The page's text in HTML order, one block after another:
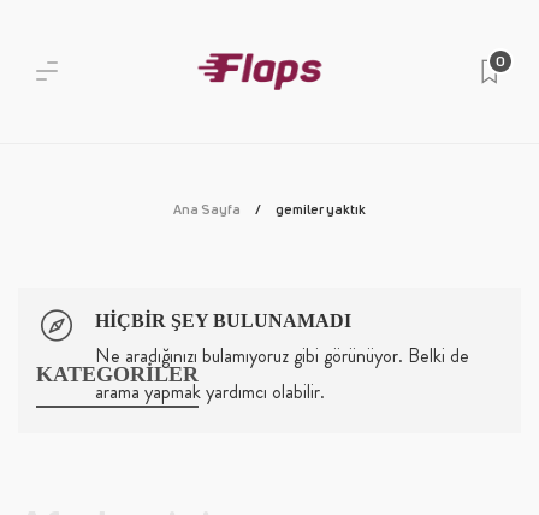
0
Ana Sayfa gemiler yaktık
HIÇBIR ŞEY BULUNAMADI
Ne aradığınızı bulamıyoruz gibi görünüyor. Belki de
arama yapmak yardımcı olabilir.
KATEGORİLER